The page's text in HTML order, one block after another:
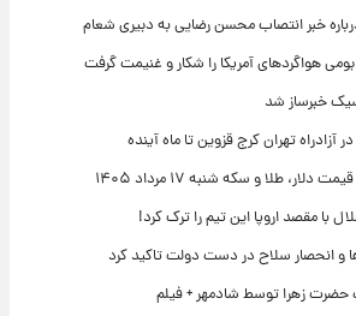
خبر انتصاب محسن رضایی به دبیری شعام
بومی هواگردهای آمریکا را شکار و غنیمت گرفت
خبرساز شد
تهران کرج قزوین تا ماه آینده
طلا و سکه شنبه ۱۷ مرداد ۱۴۰۵
با مقصد اروپا این تیم را ترک کرد!
و انحصار سلاح در دست دولت تاکید کرد
حضرت زهرا توسط شادمهر + فیلم